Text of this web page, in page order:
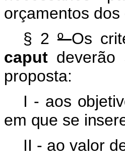
orçamentos
§ 2 ºOs
caput
proposta:
I - aos
em que se
II - ao valor